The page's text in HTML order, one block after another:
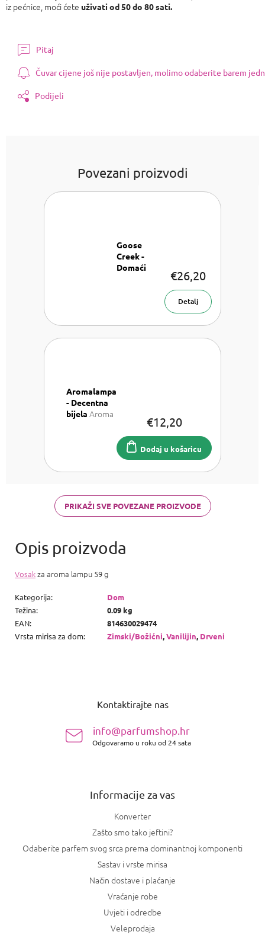
iz pećnice, moći ćete uživati ​​od 50 do 80 sati.
Pitaj
Čuvar cijene još nije postavljen, molimo odaberite barem
Podijeli
Povezani proizvodi
Goose
Creek -
Domaći
€26,20
Detalj
Aromalampa
- Decentna
bijela Aroma
€12,20
Dodaj u košaricu
PRIKAŽI SVE POVEZANE PROIZVODE
Vosakza aroma lampu 59 g
Kategorija:
Dom
Težina:
0.09 kg
EAN:
814630029474
Vrsta mirisa za dom: Zimski/Božićni,Vanilijin, Drveni
Kontaktirajte nas
info@parfumshop.hr
Odgovaramo u roku od 24 sata
Informacije za vas
Konverter
Zašto smo tako jeftini?
Odaberite parfem svog srca prema dominantnoj komponenti
Sastav i vrste mirisa
Način dostave i plaćanje
Vraćanje robe
Uvjeti i odredbe
Veleprodaja